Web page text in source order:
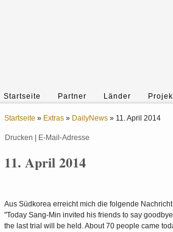
Startseite Partner Länder
Startseite » Extras » DailyNews » 11. April 2014
Drucken E-Mail-Adresse
11. April 2014
Aus Südkorea erreicht mich die folgende
"Today Sang-Min invited his friends to say
the last trial will be held. About 70 people came